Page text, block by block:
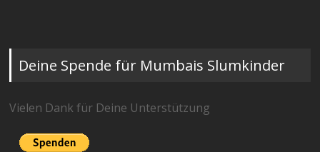
Deine Spende für Mumbais Slumkinder
Vielen Dank für Deine Unterstützung